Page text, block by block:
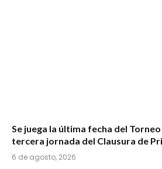
Se juega la última fecha del
tercera jornada del Clausura de
6 de agosto, 2026